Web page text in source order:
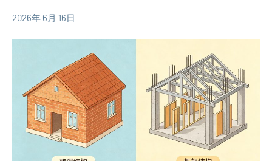
房
2026年 6月 16日
yacool